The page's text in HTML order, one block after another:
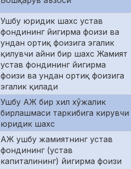
Ушбу юридик шахс устав
фондининг йигирма фоизи ва
ундан ортиқ фоизига эгалик
қилувчи айни бир шахс Жамият
устав фондининг йигирма
фоизи ва ундан ортиқ фоизига
эгалик қилади
Ушбу АЖ бир хил хўжалик
бирлашмаси таркибига кирувчи
юридик шахс
АЖ ушбу жамиятнинг устав
фондининг (устав
капиталининг) йигирма фоизи